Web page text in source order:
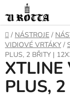
na
obsah
DOMŮ
/ NÁSTROJE /
VIDIOVÉ VRTÁKY /
PLUS, 2 BŘITY |
PLUS,